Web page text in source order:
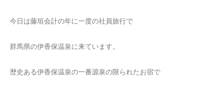
今日は藤垣会計の年に一度の社員旅行で
群馬県の伊香保温泉に来ています。
歴史ある伊香保温泉の一番源泉の限られたお宿で